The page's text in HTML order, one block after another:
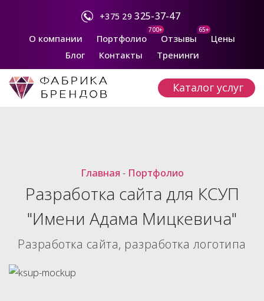
+375 29325-37-47
О компании Портфолио
700+
Отзывы
65+
Цены
Блог
Контакты Тренинги
Каталог услуг
Главная - Портфолио
Разработка сайта для КСУП
"Имени Адама Мицкевича"
Разработка сайта, разработка логотипа